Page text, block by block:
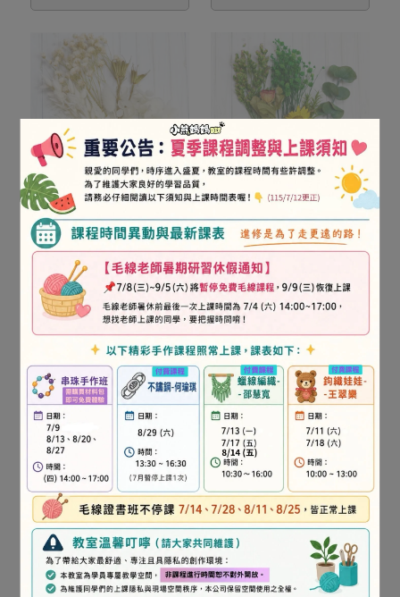
DIY混合手工乾燥花材-浮
生若夢
NT$200
已售完
DIY混合手工乾燥花材-淡
黃色
NT$200
已售完
DIY混合手工乾燥花材-淺
黃色
NT$200
DIY混合手工乾燥花材-白
茶色系花材
NT$200